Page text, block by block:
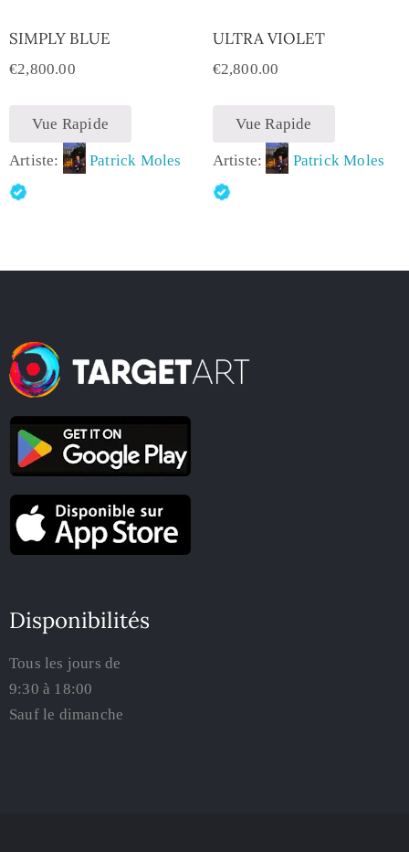
SIMPLY BLUE
€2,800.00
Vue Rapide
Artiste: Patrick Moles
ULTRA VIOLET
€2,800.00
Vue Rapide
Artiste: Patrick Moles
Disponibilités
Tous les jours de
9:30 à 18:00
Sauf le dimanche